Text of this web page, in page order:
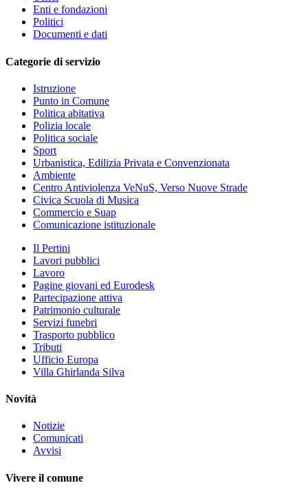
Enti e fondazioni
Politici
Documenti e dati
Categorie di servizio
Istruzione
Punto in Comune
Politica abitativa
Polizia locale
Politica sociale
Sport
Urbanistica, Edilizia Privata e Convenzionata
Ambiente
Centro Antiviolenza VeNuS, Verso Nuove Strade
Civica Scuola di Musica
Commercio e Suap
Comunicazione istituzionale
Il Pertini
Lavori pubblici
Lavoro
Pagine giovani ed Eurodesk
Partecipazione attiva
Patrimonio culturale
Servizi funebri
Trasporto pubblico
Tributi
Ufficio Europa
Villa Ghirlanda Silva
Novità
Notizie
Comunicati
Avvisi
Vivere il comune